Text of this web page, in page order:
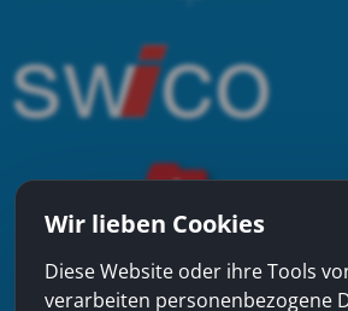
Wir lieben Cookies
Diese Website oder ihre Tools
verarbeiten personenbezogene